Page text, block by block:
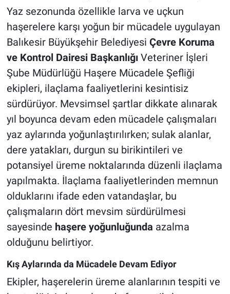
Yaz sezonunda özellikle larva ve uçkun
haşerelere karşı yoğun bir mücadele uygulayan
Balıkesir Büyükşehir Belediyesi Çevre Koruma
ve Kontrol Dairesi BaşkanlığıVeteriner İşleri
Şube Müdürlüğü Haşere Mücadele Şefliği
ekipleri, ilaçlama faaliyetlerini kesintisiz
sürdürüyor. Mevsimsel şartlar dikkate alınarak
yıl boyunca devam eden mücadele çalışmaları
yaz aylarında yoğunlaştırılırken; sulak alanlar,
dere yatakları, durgun su birikintileri ve
potansiyel üreme noktalarında düzenli ilaçlama
yapılmakta. İlaçlama faaliyetlerinden memnun
olduklarını ifade eden vatandaşlar, bu
çalışmaların dört mevsim sürdürülmesi
sayesinde haşere yoğunluğunda azalma
olduğunu belirtiyor.
Kış Aylarında da Mücadele Devam Ediyor
Ekipler, haşerelerin üreme alanlarının tespiti ve